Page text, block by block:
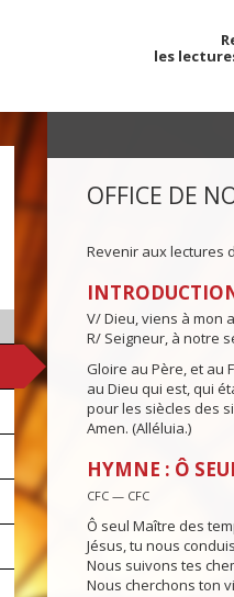
les
OFFICE DE
Revenir aux lectures
V/ Dieu, viens à mon
R/ Seigneur, à notre
Gloire au Père, et au
au Dieu qui est, qui
pour les siècles des
Amen. (Alléluia.)
HYMNE : Ô
CFC — CFC
Ô seul Maître des
Jésus, tu nous
Nous suivons tes
Nous cherchons ton